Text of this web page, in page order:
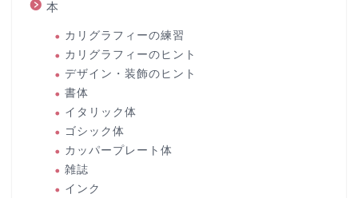
本
カリグラフィーの練習
カリグラフィーのヒント
デザイン・装飾のヒント
書体
イタリック体
ゴシック体
カッパープレート体
雑誌
インク